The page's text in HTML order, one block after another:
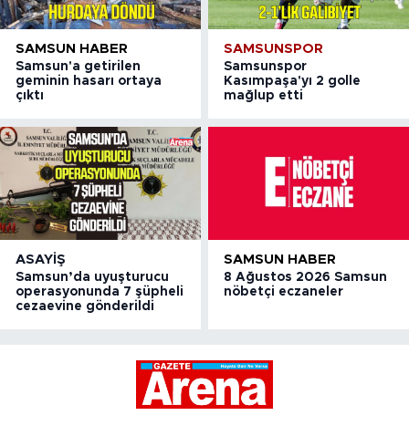
SAMSUN HABER
Samsun'a getirilen
geminin hasarı ortaya
çıktı
SAMSUNSPOR
Samsunspor
Kasımpaşa'yı 2 golle
mağlup etti
ASAYIŞ
Samsun’da uyuşturucu
operasyonunda 7 şüpheli
cezaevine gönderildi
SAMSUN HABER
8 Ağustos 2026 Samsun
nöbetçi eczaneler